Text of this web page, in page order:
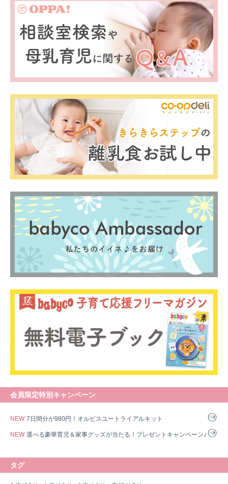
会員限定特別キャンペーン
NEW 7日間分が980円！オルビスユートライアルキット
NEW 選べる豪華育児＆家事グッズが当たる！プレゼントキャンペーン♪
タグ